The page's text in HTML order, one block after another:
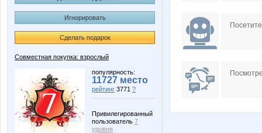
Игнорировать
Сделать подарок
Совместная покупка: взрослый
популярность:
11727 место
рейтинг 3771 ?
Привилегированный
пользователь 7
уровня
a_e_n
lesi-a mapiks